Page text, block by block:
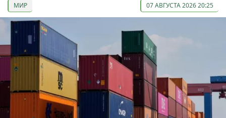
МИР 07 АВГУСТА 2026 20:25